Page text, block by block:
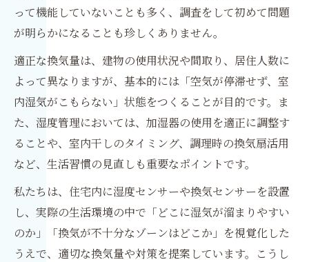
って機能していないことも多く、調査をして初めて問題
が明らかになることも珍しくありません。
適正な換気量は、建物の使用状況や間取り、居住人数に
よって異なりますが、基本的には「空気が停滞せず、室
内湿気がこもらない」状態をつくることが目的です。ま
た、湿度管理においては、加湿器の使用を適正に調整す
ることや、室内干しのタイミング、調理時の換気扇活用
など、生活習慣の見直しも重要なポイントです。
私たちは、住宅内に湿度センサーや換気センサーを設置
し、実際の生活環境の中で「どこに湿気が溜まりやすい
のか」「換気が不十分なゾーンはどこか」を視覚化した
うえで、適切な換気量や対策を提案しています。こうし